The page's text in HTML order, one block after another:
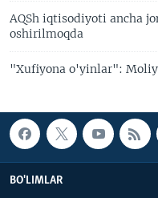
AQSh iqtisodiyoti ancha
oshirilmoqda
"Xufiyona o'yinlar":
BO'LIMLAR